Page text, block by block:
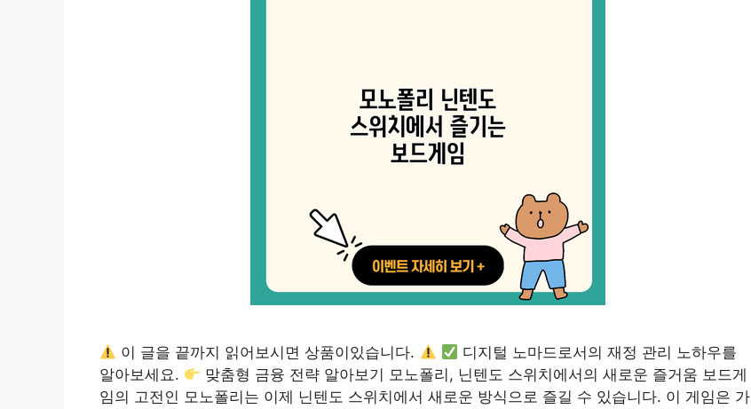
이 글을 끝까지 읽어보시면 상품이있습니다.
디지털 노마드로서의 재정 관리 노하우를
알아보세요.
맞춤형 금융 전략 알아보기 모노폴리, 닌텐도 스위치에서의 새로운 즐거움 보드게
임의 고전인 모노폴리는 이제 닌텐도 스위치에서 새로운 방식으로 즐길 수 있습니다. 이 게임은 가